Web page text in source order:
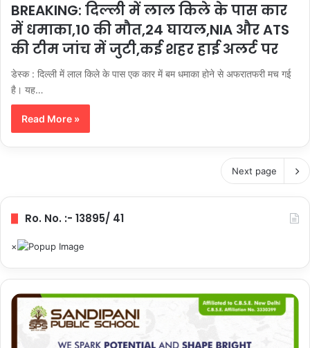
BREAKING: दिल्ली में लाल किले के पास कार
में धमाका,10 की मौत,24 घायल,NIA और ATS
की टीम जांच में जुटी,कई शहर हाई अलर्ट पर
डेस्क : दिल्ली में लाल किले के पास एक कार में बम धमाका होने से अफरातफरी मच गई
है। यह…
Read More »
Next page
Ro. No. :- 13895/ 41